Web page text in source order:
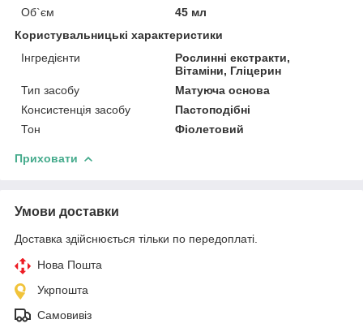
Об`єм
45 мл
Користувальницькі характеристики
Інгредієнти
Рослинні екстракти,
Вітаміни, Гліцерин
Тип засобу
Матуюча основа
Консистенція засобу
Пастоподібні
Тон
Фіолетовий
Приховати
Умови доставки
Доставка здійснюється тільки по передоплаті.
Нова Пошта
Укрпошта
Самовивіз